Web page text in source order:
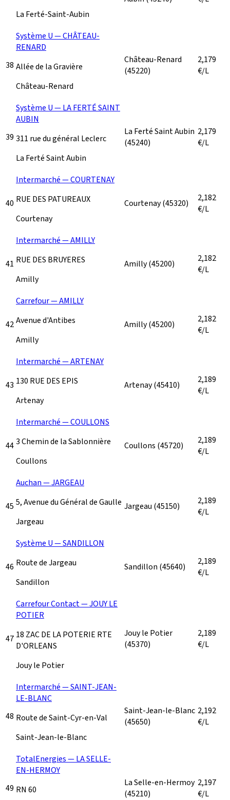
La Ferté-Saint-Aubin
38
Système U — CHÂTEAU-
RENARD
Allée de la Gravière
Château-Renard
Château-Renard
(45220)
2,179
€/L
39
Système U — LA FERTÉ SAINT
AUBIN
311 rue du général Leclerc
La Ferté Saint Aubin
La Ferté Saint Aubin
(45240)
2,179
€/L
40
Intermarché — COURTENAY
RUE DES PATUREAUX
Courtenay
Courtenay(45320)
2,182
€/L
41
Intermarché — AMILLY
RUE DES BRUYERES
Amilly
Amilly(45200)
2,182
€/L
42
Carrefour — AMILLY
Avenue d'Antibes
Amilly
Amilly(45200)
2,182
€/L
43
Intermarché — ARTENAY
130 RUE DES EPIS
Artenay
Artenay(45410)
2,189
€/L
44
Intermarché — COULLONS
3 Chemin de la Sablonnière
Coullons
Coullons (45720)
2,189
€/L
45
Auchan — JARGEAU
5, Avenue du Général de Gaulle
Jargeau
Jargeau (45150)
2,189
€/L
46
Système U — SANDILLON
Route de Jargeau
Sandillon
Sandillon (45640)
2,189
€/L
47
Carrefour Contact — JOUY LE
POTIER
18 ZAC DE LA POTERIE RTE
D'ORLEANS
Jouy le Potier
Jouy le Potier
(45370)
2,189
€/L
48
Intermarché — SAINT-JEAN-
LE-BLANC
Route de Saint-Cyr-en-Val
Saint-Jean-le-Blanc
Saint-Jean-le-Blanc
(45650)
2,192
€/L
49
TotalEnergies — LA SELLE-
EN-HERMOY
RN 60
La Selle-en-Hermoy
(45210)
2,197
€/L